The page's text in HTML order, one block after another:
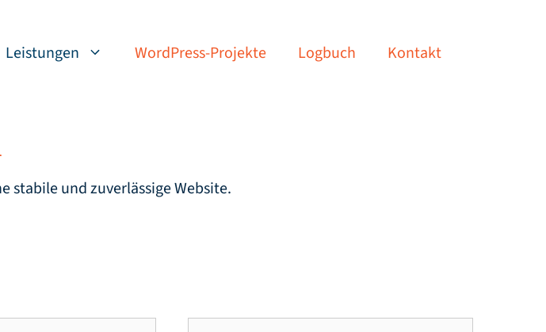
Leistungen WordPress-Projekte Logbuch Kontakt
stabile und zuverlässige Website.